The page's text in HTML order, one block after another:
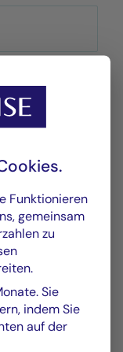
de
Funktionieren
gemeinsam
zu
Sie
indem Sie
auf der